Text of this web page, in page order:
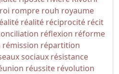
roi rompre rouh royaume
réalité réciprocité récit
réflexion réforme
rémission répartition
sociaux résistance
réussite révolution